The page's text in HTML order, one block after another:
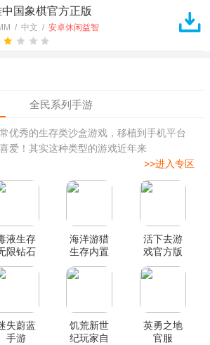
国象棋官方正版
/ 中文 / 安卓休闲益智
优秀的生存类沙盒游戏，移植到手机平台
爱！其实这种类型的游戏近年来
>>进入专区
液生存
限钻石
版
海洋游猎
生存内置
功能菜单
最新版
活下去游
戏官方版
最新版
失蔚蓝
手游
饥荒新世
纪玩家自
英勇之地
官服